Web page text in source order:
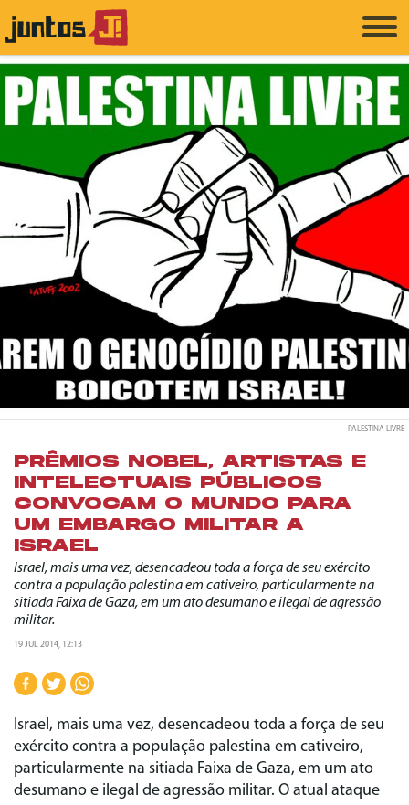
PALESTINA LIVRE
PRÊMIOS NOBEL, ARTISTAS E
INTELECTUAIS PÚBLICOS
CONVOCAM O MUNDO PARA
UM EMBARGO MILITAR A
ISRAEL
Israel, mais uma vez, desencadeou toda a força de seu exército
contra a população palestina em cativeiro, particularmente na
sitiada Faixa de Gaza, em um ato desumano e ilegal de agressão
militar.
19 JUL 2014, 12:13
Israel, mais uma vez, desencadeou toda a força de seu
exército contra a população palestina em cativeiro,
particularmente na sitiada Faixa de Gaza, em um ato
desumano e ilegal de agressão militar. O atual ataque